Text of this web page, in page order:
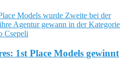
1st Place Models gewinnt